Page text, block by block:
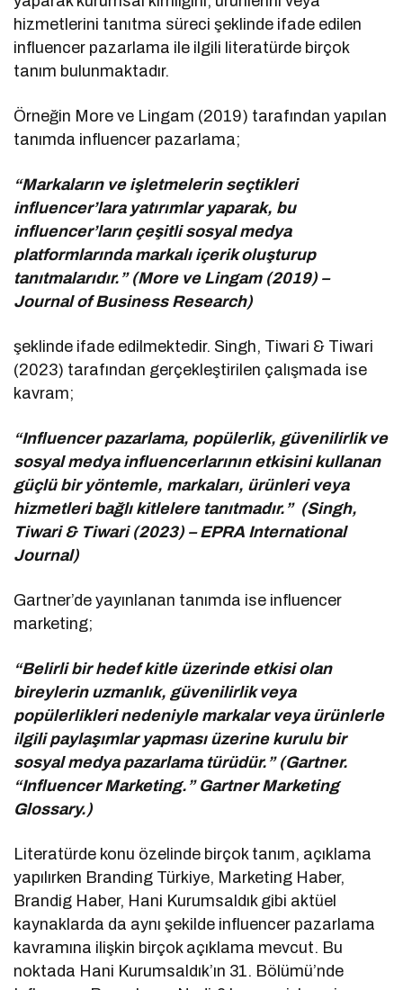
hizmetlerini tanıtma süreci şeklinde ifade edilen
influencer pazarlama ile ilgili literatürde birçok
tanım bulunmaktadır.
Örneğin More ve Lingam (2019) tarafından yapılan
tanımda influencer pazarlama;
“Markaların ve işletmelerin seçtikleri
influencer’lara yatırımlar yaparak, bu
influencer’ların çeşitli sosyal medya
platformlarında markalı içerik oluşturup
tanıtmalarıdır.” (More ve Lingam (2019) –
Journal of Business Research)
şeklinde ifade edilmektedir. Singh, Tiwari & Tiwari
(2023) tarafından gerçekleştirilen çalışmada ise
kavram;
“Influencer pazarlama, popülerlik, güvenilirlik ve
sosyal medya influencerlarının etkisini kullanan
güçlü bir yöntemle, markaları, ürünleri veya
hizmetleri bağlı kitlelere tanıtmadır.” (Singh,
Tiwari & Tiwari (2023) – EPRA International
Journal)
Gartner’de yayınlanan tanımda ise influencer
marketing;
“Belirli bir hedef kitle üzerinde etkisi olan
bireylerin uzmanlık, güvenilirlik veya
popülerlikleri nedeniyle markalar veya ürünlerle
ilgili paylaşımlar yapması üzerine kurulu bir
sosyal medya pazarlama türüdür.” (Gartner.
“Influencer Marketing.” Gartner Marketing
Glossary.)
Literatürde konu özelinde birçok tanım, açıklama
yapılırken Branding Türkiye, Marketing Haber,
Brandig Haber, Hani Kurumsaldık gibi aktüel
kaynaklarda da aynı şekilde influencer pazarlama
kavramına ilişkin birçok açıklama mevcut. Bu
noktada Hani Kurumsaldık’ın 31. Bölümü’nde